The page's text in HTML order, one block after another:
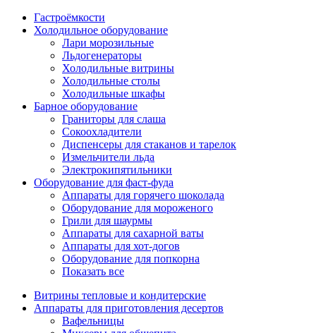
Гастроёмкости
Холодильное оборудование
Лари морозильные
Льдогенераторы
Холодильные витрины
Холодильные столы
Холодильные шкафы
Барное оборудование
Граниторы для слаша
Сокоохладители
Диспенсеры для стаканов и тарелок
Измельчители льда
Электрокипятильники
Оборудование для фаст-фуда
Аппараты для горячего шоколада
Оборудование для мороженого
Грили для шаурмы
Аппараты для сахарной ваты
Аппараты для хот-догов
Оборудование для попкорна
Показать все
Витрины тепловые и кондитерские
Аппараты для приготовления десертов
Вафельницы